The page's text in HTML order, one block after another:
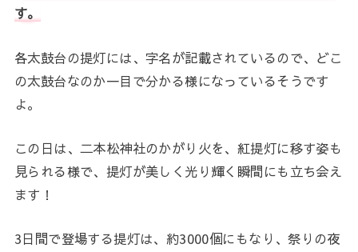
す。
各太鼓台の提灯には、字名が記載されているので、どこ
の太鼓台なのか一目で分かる様になっているそうです
よ。
この日は、二本松神社のかがり火を、紅提灯に移す姿も
見られる様で、提灯が美しく光り輝く瞬間にも立ち会え
ます！
3日間で登場する提灯は、約3000個にもなり、祭りの夜